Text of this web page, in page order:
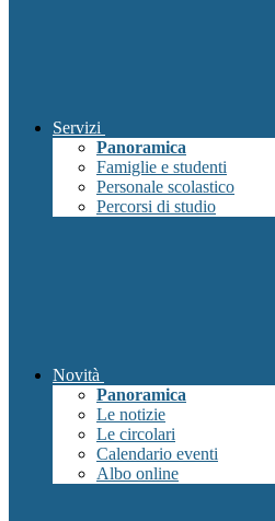
Servizi
Panoramica
Famiglie e studenti
Personale scolastico
Percorsi di studio
Novità
Panoramica
Le notizie
Le circolari
Calendario eventi
Albo online